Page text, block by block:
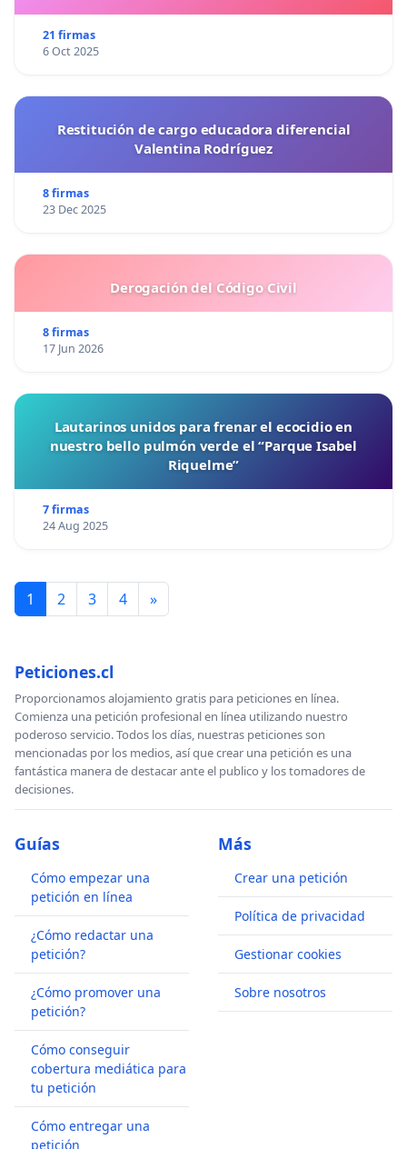
21 firmas
6 Oct 2025
Restitución de cargo educadora diferencial
Valentina Rodríguez
8 firmas
23 Dec 2025
Derogación del Código Civil
8 firmas
17 Jun 2026
Lautarinos unidos para frenar el ecocidio en
nuestro bello pulmón verde el “Parque Isabel
Riquelme”
7 firmas
24 Aug 2025
1 2 3 4 »
Peticiones.cl
Proporcionamos alojamiento gratis para peticiones en línea.
Comienza una petición profesional en línea utilizando nuestro
poderoso servicio. Todos los días, nuestras peticiones son
mencionadas por los medios, así que crear una petición es una
fantástica manera de destacar ante el publico y los tomadores de
decisiones.
Guías
Cómo empezar una
petición en línea
¿Cómo redactar una
petición?
¿Cómo promover una
petición?
Cómo conseguir
cobertura mediática para
tu petición
Cómo entregar una
petición
Más
Crear una petición
Política de privacidad
Gestionar cookies
Sobre nosotros